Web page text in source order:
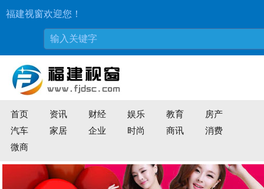
福建视窗欢迎您！
首页 资讯 财经 娱乐 教育
房产
汽车
家居 企业 时尚 商讯
消费
微商